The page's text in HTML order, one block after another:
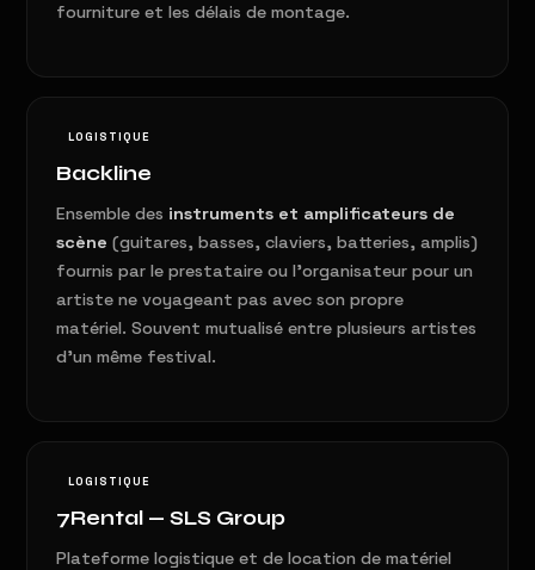
fourniture et les délais de montage.
LOGISTIQUE
Backline
Ensemble des instruments et amplificateurs de
scène (guitares, basses, claviers, batteries, amplis)
fournis par le prestataire ou l'organisateur pour un
artiste ne voyageant pas avec son propre
matériel. Souvent mutualisé entre plusieurs artistes
d'un même festival.
LOGISTIQUE
7Rental — SLS Group
Plateforme logistique et de location de matériel